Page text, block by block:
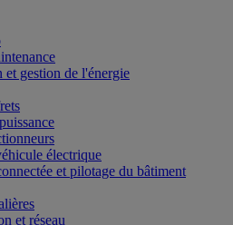
gestion de l'énergie
électrique
et pilotage du bâtiment
et réseau